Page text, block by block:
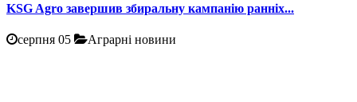
KSG Agro завершив збиральну кампанію ранніх...
серпня 05 Аграрні новини